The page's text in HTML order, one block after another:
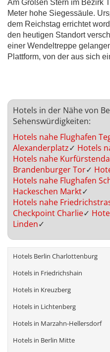
Am Großen Stern im Bezirk
Meter hohe Siegessäule.
dem Reichstag errichtet
den heutigen Standort
einer Wendeltreppe
Plattform, von der aus sich
Hotels in der Nähe von
Sehenswürdigkeiten:
Hotels nahe Flughafen
Alexanderplatz✓ Hotels
Hotels nahe
Brandenburger Tor✓
Hotels nahe Flughafen
Hackeschen Markt✓
Hotels nahe
Checkpoint Charlie✓
Linden✓
Hotels Berlin Charlottenburg
Hotels in Friedrichshain
Hotels in Kreuzberg
Hotels in Lichtenberg
Hotels in Marzahn-Hellersdorf
Hotels in Berlin Mitte